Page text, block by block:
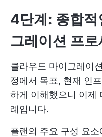
4단계: 종합적
그레이션 프
클라우드 마이그레이
정에서 목표, 현재 인
하게 이해했으니 이제
례입니다.
플랜의 주요 구성 요